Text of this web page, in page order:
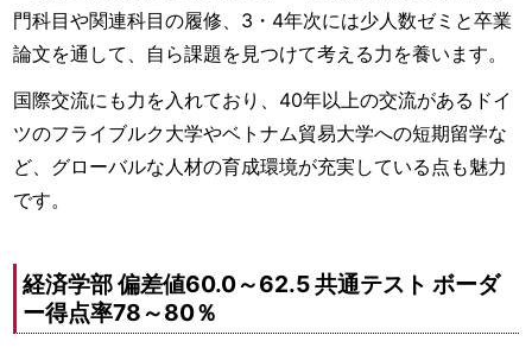
門科目や関連科目の履修、3・4年次には少人数ゼミと卒業
論文を通して、自ら課題を見つけて考える力を養います。
国際交流にも力を入れており、40年以上の交流があるドイ
ツのフライブルク大学やベトナム貿易大学への短期留学な
ど、グローバルな人材の育成環境が充実している点も魅力
です。
経済学部 偏差値60.0～62.5 共通テスト ボーダ
ー得点率78～80％